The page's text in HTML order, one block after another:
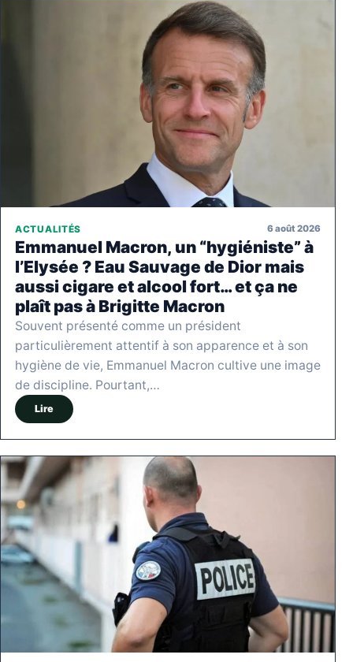
ACTUALITÉS 6 août 2026
Emmanuel Macron, un “hygiéniste” à
l’Elysée ? Eau Sauvage de Dior mais
aussi cigare et alcool fort… et ça ne
plaît pas à Brigitte Macron
Souvent présenté comme un président
particulièrement attentif à son apparence et à son
hygiène de vie, Emmanuel Macron cultive une image
de discipline. Pourtant,…
Lire